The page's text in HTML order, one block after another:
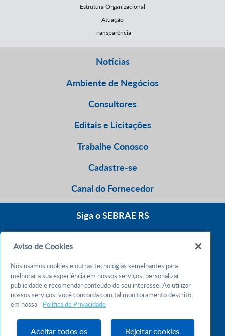
Estrutura Organizacional
Atuação
Transparência
Notícias
Ambiente de Negócios
Consultores
Editais e Licitações
Trabalhe Conosco
Cadastre-se
Canal do Fornecedor
Siga o SEBRAE RS
Atendimento 24h
Chame no WhatsApp
Atendimento das 9h às 18h
Aviso de Cookies
Nós usamos cookies e outras tecnologias semelhantes para
melhorar a sua experiência em nossos serviços, personalizar
publicidade e recomendar conteúdo de seu interesse. Ao utilizar
nossos serviços, você concorda com tal monitoramento descrito
em nossa
Política de Privacidade
Aceitar todos os Rejeitar cookies